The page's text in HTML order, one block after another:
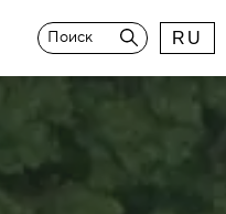
Поиск RU